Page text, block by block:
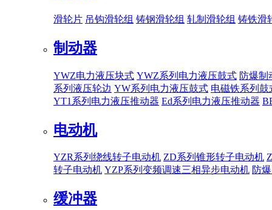
滑轮片 吊钩滑轮组 铸钢滑轮组 轧制滑轮组 铸铁滑
制动器
YWZ电力液压块式 YWZ系列电力液压鼓式 防爆制
系列液压轮边 YW系列电力液压鼓式 电磁铁系列鼓
YT1系列电力液压推动器 Ed系列电力液压推动器
电动机
YZR系列绕线转子电动机 ZD系列锥形转子电动机
转子电动机 YZP系列变频调速三相异步电动机 防
缓冲器